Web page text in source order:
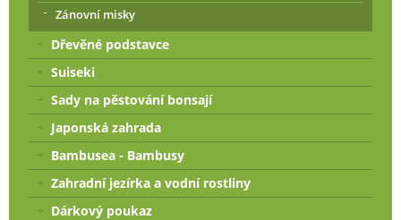
Zánovní misky
Dřevěné podstavce
Suiseki
Sady na pěstování bonsají
Japonská zahrada
Bambusea - Bambusy
Zahradní jezírka a vodní rostliny
Dárkový poukaz